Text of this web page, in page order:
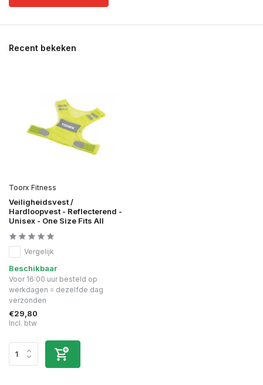
Recent bekeken
Toorx Fitness
Veiligheidsvest /
Hardloopvest - Reflecterend -
Unisex - One Size Fits All
Vergelijk
Beschikbaar
Voor 16:00 uur besteld op
werkdagen = dezelfde dag
verzonden
€29,80
Incl. btw